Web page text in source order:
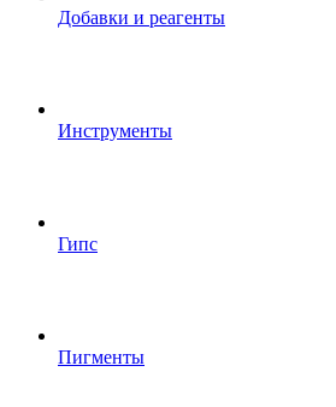
Добавки и реагенты
Инструменты
Гипс
Пигменты